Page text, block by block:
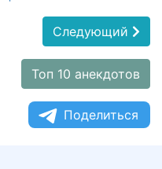
Следующий
Топ 10 анекдотов
Поделиться